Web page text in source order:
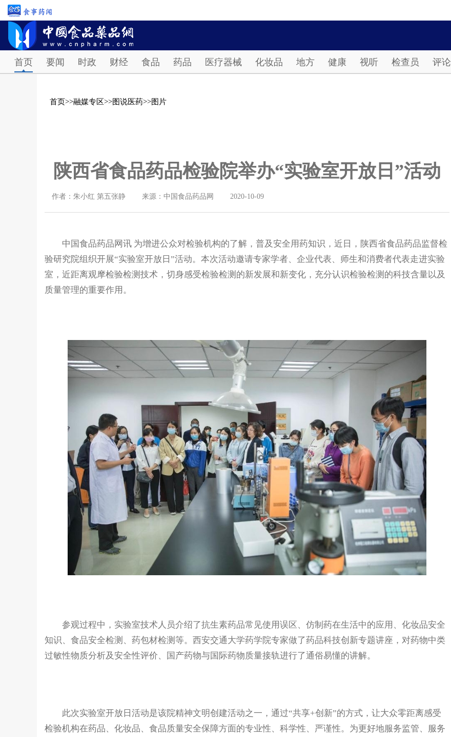
首页 要闻 时政 财经 食品 药品 医疗器械 化妆品 地方 健康 视听 检查员 评论
首页>>融媒专区>>图说医药>>图片
陕西省食品药品检验院举办“实验室开放日”活动
作者：朱小红 第五张静 来源：中国食品药品网 2020-10-09
中国食品药品网讯 为增进公众对检验机构的了解，普及安全用药知识，近日，陕西省食品药品监督检
验研究院组织开展“实验室开放日”活动。本次活动邀请专家学者、企业代表、师生和消费者代表走进实验
室，近距离观摩检验检测技术，切身感受检验检测的新发展和新变化，充分认识检验检测的科技含量以及
质量管理的重要作用。
参观过程中，实验室技术人员介绍了抗生素药品常见使用误区、仿制药在生活中的应用、化妆品安全
知识、食品安全检测、药包材检测等。西安交通大学药学院专家做了药品科技创新专题讲座，对药物中类
过敏性物质分析及安全性评价、国产药物与国际药物质量接轨进行了通俗易懂的讲解。
此次实验室开放日活动是该院精神文明创建活动之一，通过“共享+创新”的方式，让大众零距离感受
检验机构在药品、化妆品、食品质量安全保障方面的专业性、科学性、严谨性。为更好地服务监管、服务